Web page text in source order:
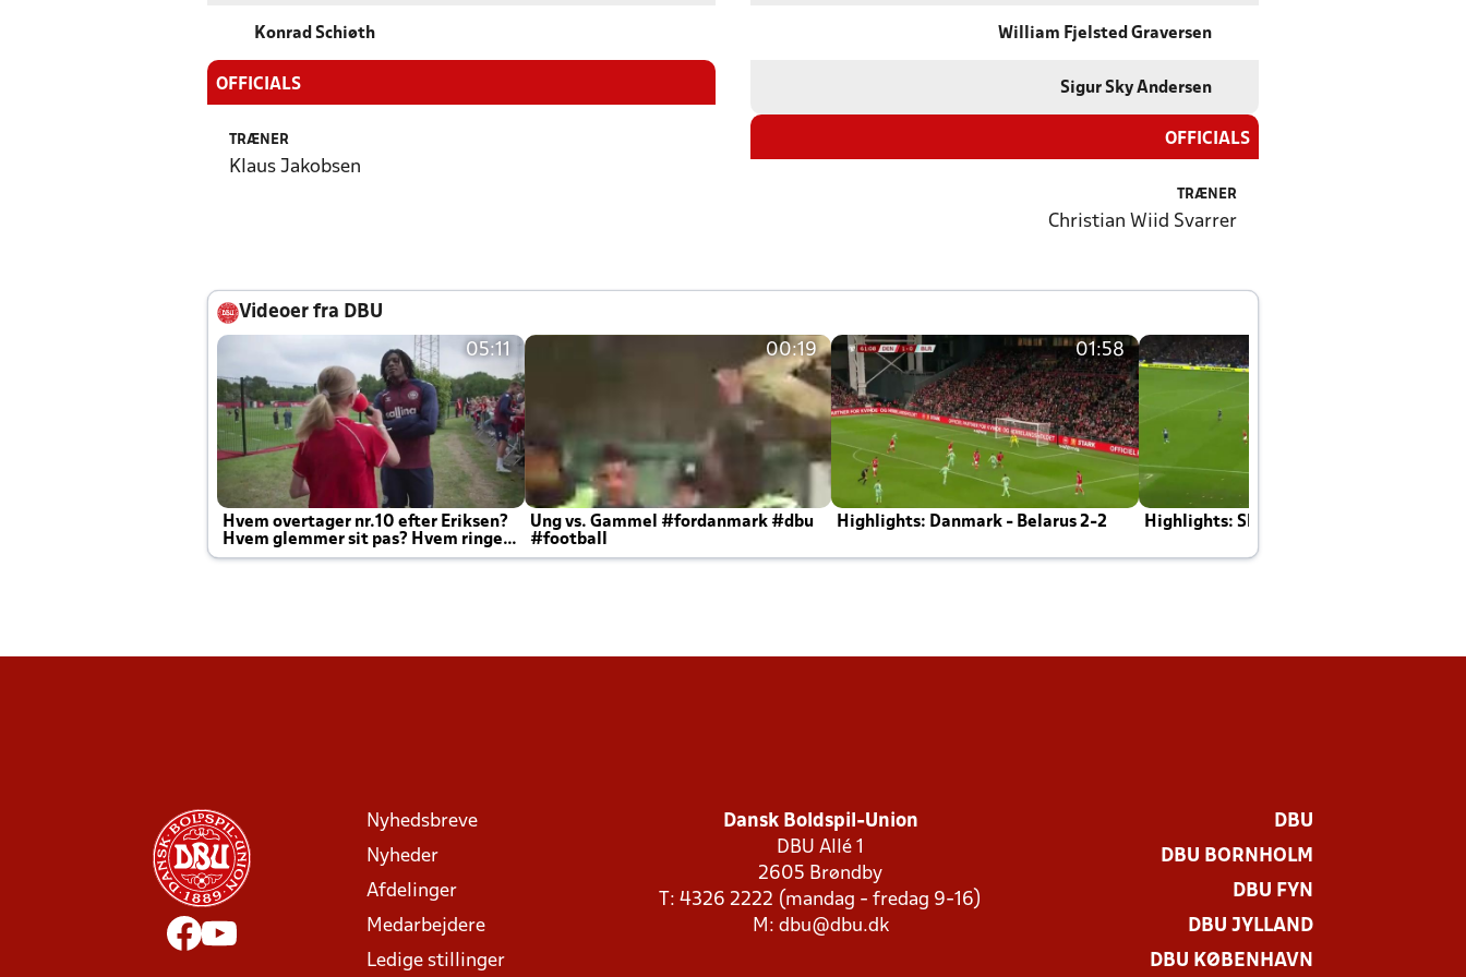
Konrad Schiøth
OFFICIALS
TRÆNER
Klaus Jakobsen
William Fjelsted Graversen
Sigur Sky Andersen
OFFICIALS
TRÆNER
Christian Wiid Svarrer
Videoer fra DBU
05:11
Hvem overtager nr.10 efter Eriksen?
Hvem glemmer sit pas? Hvem ringer
Joachim altid til efter kampe?
00:19
Ung vs. Gammel #fordanmark #dbu
#football
01:58
Highlights: Danmark - Belarus 2-2 Highlights: Skotland - Danmark 4-2
Nyhedsbreve
Nyheder
Afdelinger
Medarbejdere
Ledige stillinger
Dansk Boldspil-Union
DBU Allé 1
2605 Brøndby
T: 4326 2222 (mandag - fredag 9-16)
M: dbu@dbu.dk
DBU
DBU BORNHOLM
DBU FYN
DBU JYLLAND
DBU KØBENHAVN